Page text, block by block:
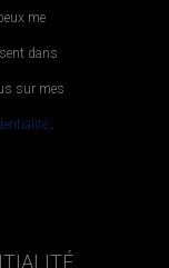
me
dans
sur mes
.